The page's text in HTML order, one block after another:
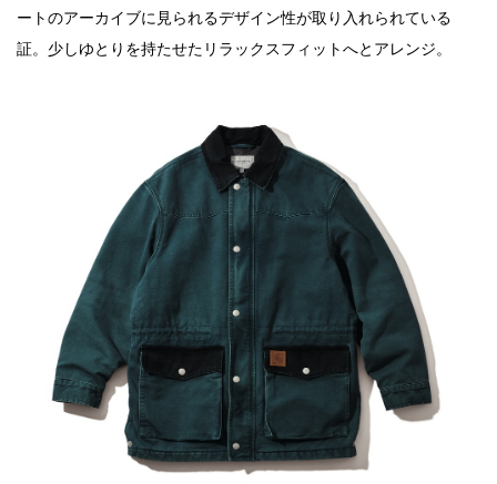
ートのアーカイブに見られるデザイン性が取り入れられている
証。少しゆとりを持たせたリラックスフィットへとアレンジ。